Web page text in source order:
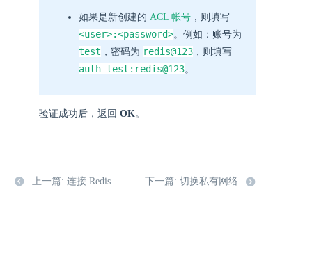
如果是新创建的 ACL 帐号 ，则填写
<user>:<password>。例如：账号为
test ，密码为 redis@123 ，则填写
auth test:redis@123。
验证成功后，返回 OK 。
上一篇: 连接 Redis 下一篇: 切换私有网络